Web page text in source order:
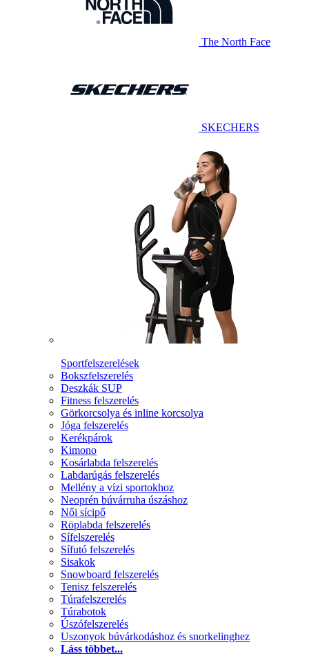
The North Face
SKECHERS
Sportfelszerelések
Bokszfelszerelés
Deszkák SUP
Fitness felszerelés
Görkorcsolya és inline korcsolya
Jóga felszerelés
Kerékpárok
Kimono
Kosárlabda felszerelés
Labdarúgás felszerelés
Mellény a vízi sportokhoz
Neoprén búvárruha úszáshoz
Női sícipő
Röplabda felszerelés
Sífelszerelés
Sífutó felszerelés
Sisakok
Snowboard felszerelés
Tenisz felszerelés
Túrafelszerelés
Túrabotok
Úszófelszerelés
Uszonyok búvárkodáshoz és snorkelinghez
Láss többet...